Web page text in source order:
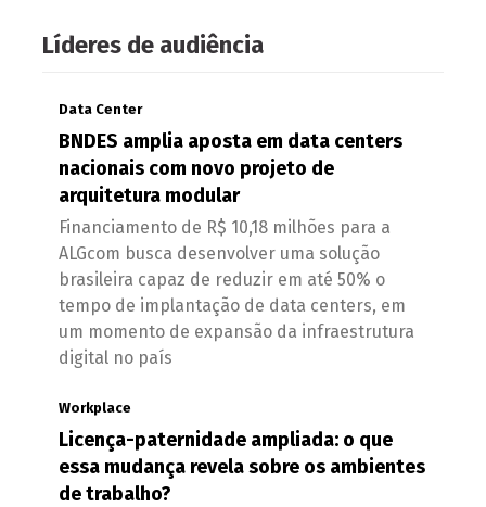
Líderes de audiência
Data Center
BNDES amplia aposta em data centers
nacionais com novo projeto de
arquitetura modular
Financiamento de R$ 10,18 milhões para a
ALGcom busca desenvolver uma solução
brasileira capaz de reduzir em até 50% o
tempo de implantação de data centers, em
um momento de expansão da infraestrutura
digital no país
Workplace
Licença-paternidade ampliada: o que
essa mudança revela sobre os ambientes
de trabalho?